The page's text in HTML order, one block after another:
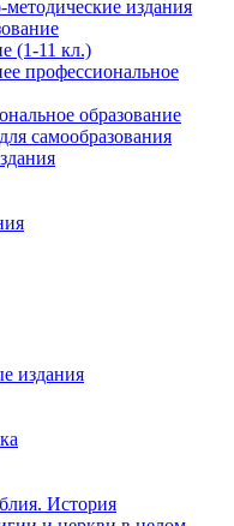
издания
(1-11 кл.)
профессиональное
образование
самообразования
издания
История